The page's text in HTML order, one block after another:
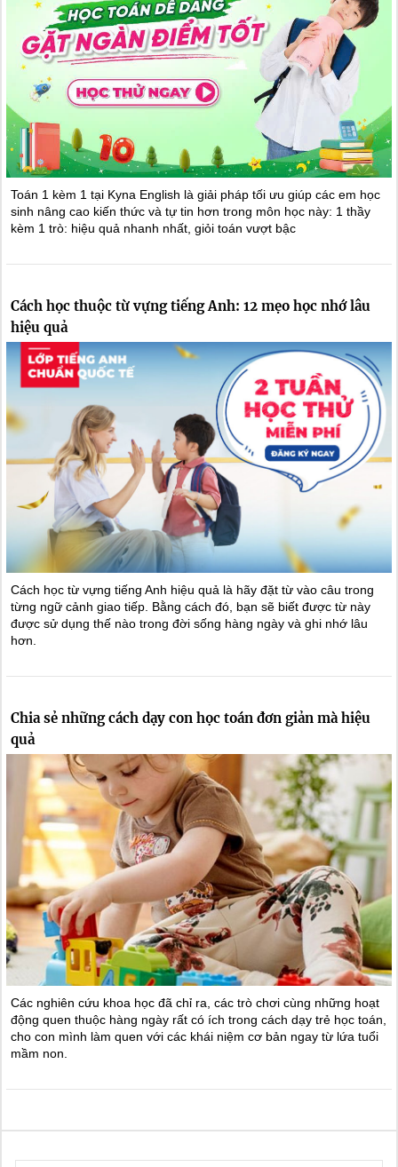
Toán 1 kèm 1 tại Kyna English là giải pháp tối ưu giúp các em học
sinh nâng cao kiến thức và tự tin hơn trong môn học này: 1 thầy
kèm 1 trò: hiệu quả nhanh nhất, giỏi toán vượt bậc
Cách học thuộc từ vựng tiếng Anh: 12 mẹo học nhớ lâu
hiệu quả
Cách học từ vựng tiếng Anh hiệu quả là hãy đặt từ vào câu trong
từng ngữ cảnh giao tiếp. Bằng cách đó, bạn sẽ biết được từ này
được sử dụng thế nào trong đời sống hàng ngày và ghi nhớ lâu
hơn.
Chia sẻ những cách dạy con học toán đơn giản mà hiệu
quả
Các nghiên cứu khoa học đã chỉ ra, các trò chơi cùng những hoạt
động quen thuộc hàng ngày rất có ích trong cách dạy trẻ học toán,
cho con mình làm quen với các khái niệm cơ bản ngay từ lứa tuổi
mầm non.